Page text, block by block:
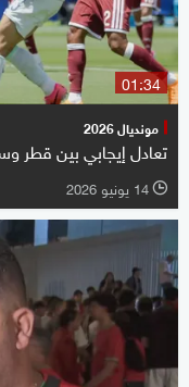
01:34
مونديال 2026
تعادل إيجابي بين قطر
l 14 يونيو 2026